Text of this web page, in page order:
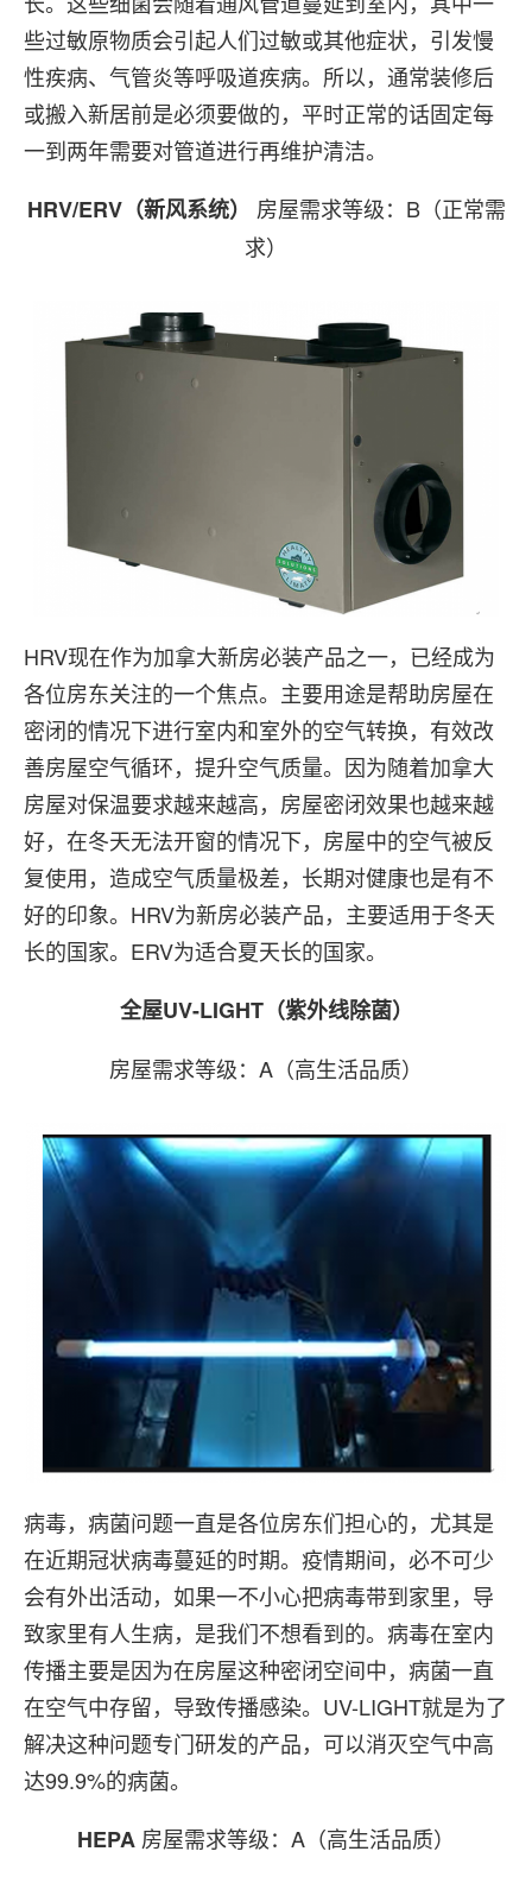
些过敏原物质会引起人们过敏或其他症状，引发慢
性疾病、气管炎等呼吸道疾病。所以，通常装修后
或搬入新居前是必须要做的，平时正常的话固定每
一到两年需要对管道进行再维护清洁。
HRV/ERV（新风系统）
房屋需求等级：B（正常需
求）
HRV现在作为加拿大新房必装产品之一，已经成为
各位房东关注的一个焦点。主要用途是帮助房屋在
密闭的情况下进行室内和室外的空气转换，有效改
善房屋空气循环，提升空气质量。因为随着加拿大
房屋对保温要求越来越高，房屋密闭效果也越来越
好，在冬天无法开窗的情况下，房屋中的空气被反
复使用，造成空气质量极差，长期对健康也是有不
好的印象。HRV为新房必装产品，主要适用于冬天
长的国家。ERV为适合夏天长的国家。
全屋UV-LIGHT（紫外线除菌）
房屋需求等级：A（高生活品质）
病毒，病菌问题一直是各位房东们担心的，尤其是
在近期冠状病毒蔓延的时期。疫情期间，必不可少
会有外出活动，如果一不小心把病毒带到家里，导
致家里有人生病，是我们不想看到的。病毒在室内
传播主要是因为在房屋这种密闭空间中，病菌一直
在空气中存留，导致传播感染。UV-LIGHT就是为了
解决这种问题专门研发的产品，可以消灭空气中高
达99.9%的病菌。
HEPA 房屋需求等级：A（高生活品质）